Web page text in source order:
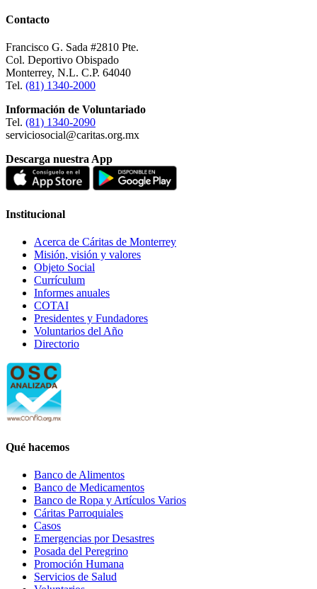
Contacto
Francisco G. Sada #2810 Pte.
Col. Deportivo Obispado
Monterrey, N.L. C.P. 64040
Tel. (81) 1340-2000
Información de Voluntariado
Tel. (81) 1340-2090
serviciosocial@caritas.org.mx
Descarga nuestra App
Institucional
Acerca de Cáritas de Monterrey
Misión, visión y valores
Objeto Social
Currículum
Informes anuales
COTAI
Presidentes y Fundadores
Voluntarios del Año
Directorio
Qué hacemos
Banco de Alimentos
Banco de Medicamentos
Banco de Ropa y Artículos Varios
Cáritas Parroquiales
Casos
Emergencias por Desastres
Posada del Peregrino
Promoción Humana
Servicios de Salud